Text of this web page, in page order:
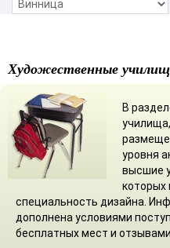
Художественные
В
уровня
высшие
которых
специальность дизайна.
дополнена условиями
бесплатных мест и